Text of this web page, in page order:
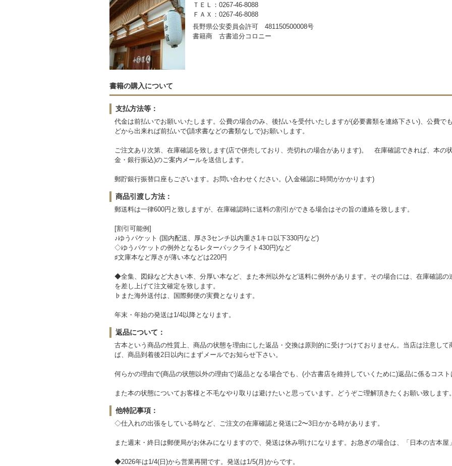
ＴＥＬ：0267-46-8088
ＦＡＸ：0267-46-8088
長野県公安委員会許可 481150500008号
書籍商 古書追分コロニー
書籍の購入について
支払方法等：
代金は前払いでお願いいたします。公費の場合のみ、後払いを受付いたしますが(必要書類を連絡下さい)、公費で
どから出来れば前払いで(請求書などの書類なしで)お願いします。
ご注文あり次第、在庫確認を致します(店で併売しており、売切れの場合があります)。 在庫確認できれば、本の
金・銀行振込)のご案内メールを送信します。
郵貯銀行振替口座もございます。お問い合わせください。(入金確認に時間がかかります)
商品引渡し方法：
郵送料は一律600円と致しますが、在庫確認時に送料の割引ができる場合はその旨の連絡を致します。
[割引可能例]
♪ゆうパケット (国内配送、厚さ3センチ以内重さ1キロ以下330円など)
◇ゆうパケットの例外となるレターパックライト430円)など
♯文庫本など厚さが薄い本などは220円
◆全集、図録など大きい本、分厚い本など、また本州以外など送料に例外があります。その場合には、在庫確認
を差し上げて注文確定を致します。
♭また海外送付は、国際郵便の実費となります。
年末・年始の発送は1/4以降となります。
返品について：
古本という商品の性質上、商品の状態を理由にした返品・交換は原則的に受けつけておりません。当店は注意し
ば、商品到着後2日以内にまずメールでお知らせ下さい。
何らかの理由で(商品の状態以外の理由で)返品となる場合でも、(小古書店を維持していくために)返品に係るコスト
また本の状態についてお客様と不毛なやり取りは避けたいと思っています。どうぞご理解頂きたくお願い致します。
他特記事項：
◇仕入れの出張をしている時など、ご注文の在庫確認と発送に2〜3日かかる時があります。
また週末・終日は郵便局がお休みになりますので、発送は休み明けになります。お急ぎの場合は、「日本の古本屋
◆2026年は1/4(日)から営業再開です。発送は1/5(月)からです。